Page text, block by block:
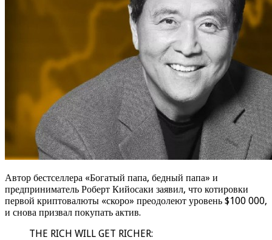
Автор бестселлера «Богатый папа, бедный папа» и
предприниматель Роберт Кийосаки заявил, что котировки
первой криптовалюты «скоро» преодолеют уровень $100 000,
и снова призвал покупать актив.
THE RICH WILL GET RICHER: